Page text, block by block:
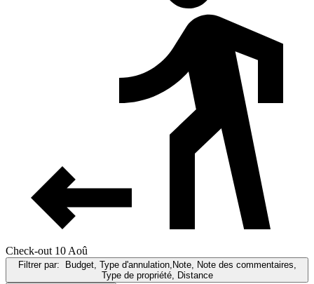
Check-out 10 Aoû
Filtrer par:
Budget, Type d'annulation,Note, Note des commentaires,
Type de propriété, Distance